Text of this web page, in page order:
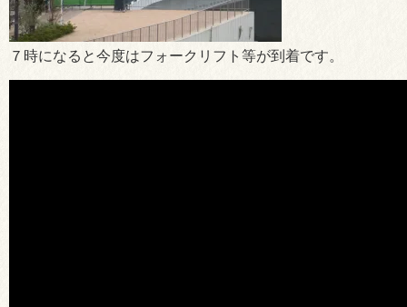
７時になると今度はフォークリフト等が到着です。